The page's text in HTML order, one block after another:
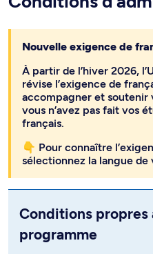
Nouvelle exigence de
À partir de l’hiver 2026,
révise l’exigence de
accompagner et soutenir
vous n’avez pas fait vos
français.
👇 Pour connaître
sélectionnez la langue de
Conditions propres
programme